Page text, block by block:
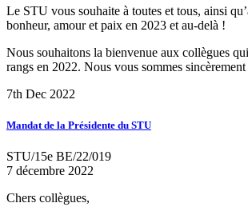
Le STU vous souhaite à toutes et tous, ainsi
bonheur, amour et paix en 2023 et au-delà !
Nous souhaitons la bienvenue aux collègues
rangs en 2022. Nous vous sommes
7th Dec 2022
Mandat de la Présidente du STU
STU/15e BE/22/019
7 décembre 2022
Chers collègues,